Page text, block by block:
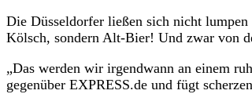
Die Düsseldorfer ließen sich nicht
Kölsch, sondern Alt-Bier! Und zwar von
„Das werden wir irgendwann an einem
gegenüber EXPRESS.de und fügt